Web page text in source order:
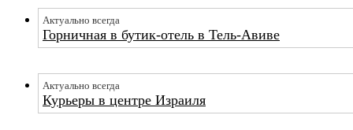
Актуально всегда
Горничная в бутик-отель в Тель-Авиве
Актуально всегда
Курьеры в центре Израиля